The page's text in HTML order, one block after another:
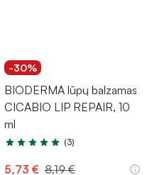
-30%
BIODERMA lūpų balzamas
CICABIO LIP REPAIR, 10
ml
Įvertinimas 5.0 iš 5
(3)
5,73 € 8,19 €